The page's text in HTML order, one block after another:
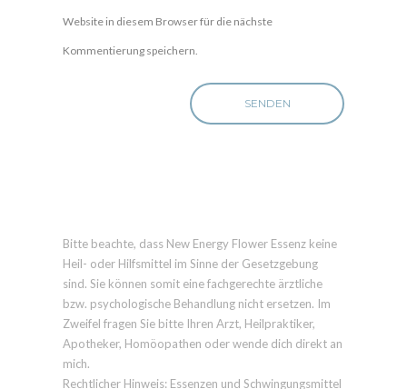
Website in diesem Browser für die nächste
Kommentierung speichern.
Bitte beachte, dass New Energy Flower Essenz keine
Heil- oder Hilfsmittel im Sinne der Gesetzgebung
sind. Sie können somit eine fachgerechte ärztliche
bzw. psychologische Behandlung nicht ersetzen. Im
Zweifel fragen Sie bitte Ihren Arzt, Heilpraktiker,
Apotheker, Homöopathen oder wende dich direkt an
mich.
Rechtlicher Hinweis: Essenzen und Schwingungsmittel